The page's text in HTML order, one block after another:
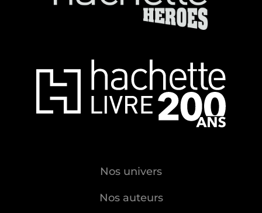
Nos univers
Nos auteurs